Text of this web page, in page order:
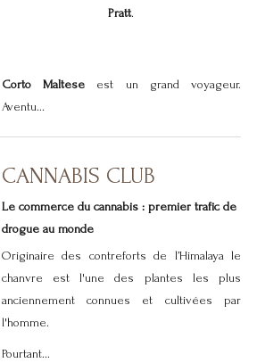
Pratt.
Corto Maltese est un grand voyageur.
Aventu...
CANNABIS CLUB
Le commerce du cannabis : premier trafic de
drogue au monde
Originaire des contreforts de l’Himalaya le
chanvre est l'une des plantes les plus
anciennement connues et cultivées par
l'homme.
Pourtant...